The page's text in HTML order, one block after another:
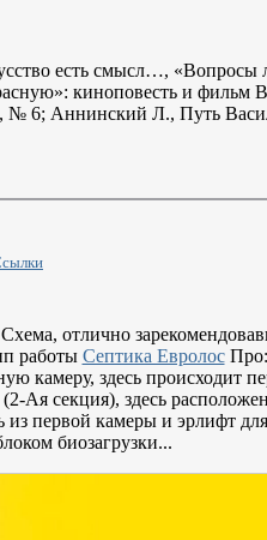
есть смысл…, «Вопросы
киноповесть и
№ 6; Аннинский Л., Путь
отлично
работы Септика ЕвролосПро:
камеру, здесь происходит
Ая секция), здесь
первой камеры и эрлифт
биозагрузки...